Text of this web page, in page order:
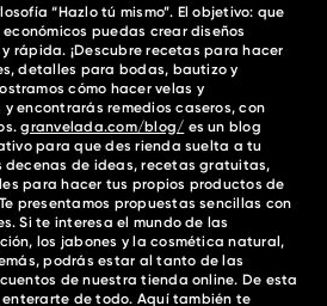
“Hazlo tú mismo”. El objetivo: que
puedas crear diseños
rápida. ¡Descubre recetas para hacer
detalles para bodas, bautizo y
cómo hacer velas y
encontrarás remedios caseros, con
granvelada.com/blog/ es un blog
para que des rienda suelta a tu
decenas de ideas, recetas gratuitas,
para hacer tus propios productos de
presentamos propuestas sencillas con
Si te interesa el mundo de las
los jabones y la cosmética natural,
podrás estar al tanto de las
de nuestra tienda online. De esta
enterarte de todo. Aquí también te